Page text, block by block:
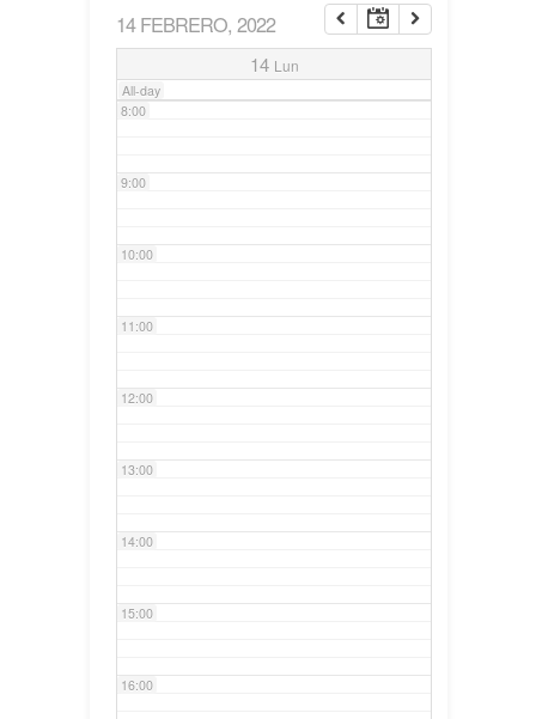
14 FEBRERO, 2022
14 Lun
All-day
7:00
8:00
9:00
10:00
11:00
12:00
13:00
14:00
15:00
16:00